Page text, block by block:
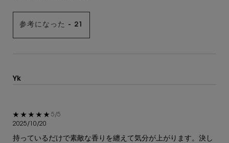
参考になった - 21
Yk
5星中5。
5/5
2025/10/20
持っているだけで素敵な香りを纏えて気分が上がります。決し